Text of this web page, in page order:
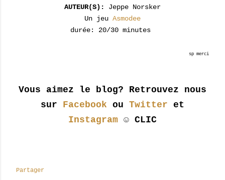
AUTEUR(S):
Jeppe Norsker
Un jeu Asmodee
durée: 20/30 minutes
sp merci
Vous aimez le blog? Retrouvez nous
sur Facebook ou Twitter et
Instagram ☺ CLIC
Partager